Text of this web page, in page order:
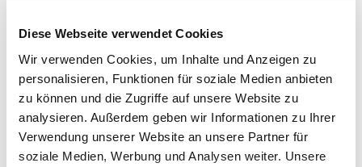
Diese Webseite verwendet Cookies
Wir verwenden Cookies, um Inhalte und Anzeigen zu
personalisieren, Funktionen für soziale Medien anbieten
zu können und die Zugriffe auf unsere Website zu
analysieren. Außerdem geben wir Informationen zu Ihrer
Verwendung unserer Website an unsere Partner für
soziale Medien, Werbung und Analysen weiter. Unsere